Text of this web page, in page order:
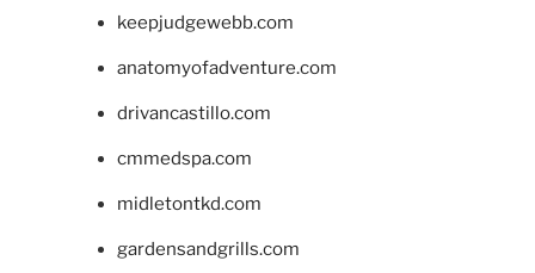
keepjudgewebb.com
anatomyofadventure.com
drivancastillo.com
cmmedspa.com
midletontkd.com
gardensandgrills.com